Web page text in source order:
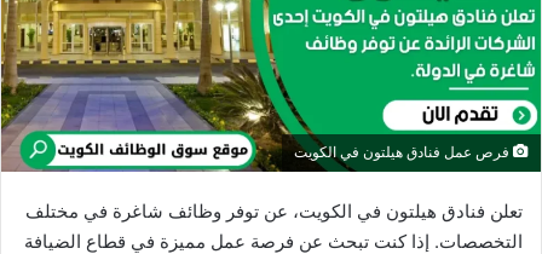
د
ا
ل
ك
ت
و
ن
فرص عمل فنادق هيلتون في الكويت
تعلن فنادق هيلتون في الكويت، عن توفر وظائف شاغرة في مختلف
التخصصات. إذا كنت تبحث عن فرصة عمل مميزة في قطاع الضيافة